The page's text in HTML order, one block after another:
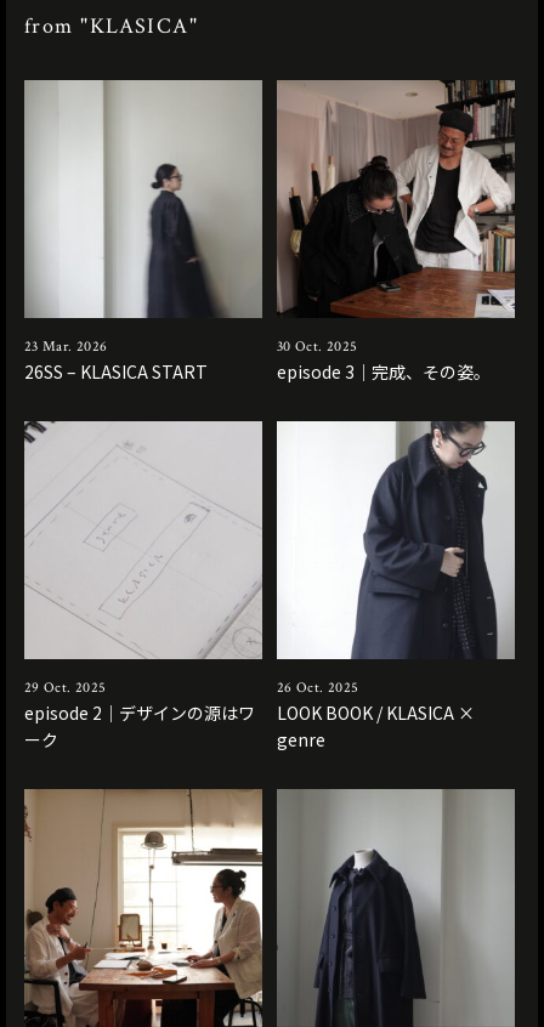
from "KLASICA"
23 Mar. 2026
26SS – KLASICA START
30 Oct. 2025
episode 3｜完成、その姿。
29 Oct. 2025
episode 2｜デザインの源はワ
ーク
26 Oct. 2025
LOOK BOOK / KLASICA ×
genre